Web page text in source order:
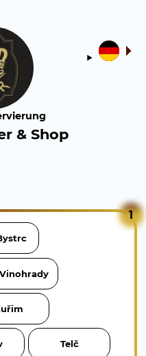
& Shop
1
Telč